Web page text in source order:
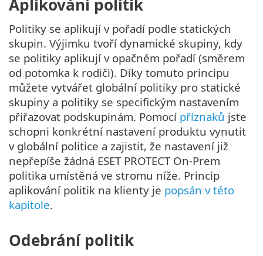
Aplikování politik
Politiky se aplikují v pořadí podle statických
skupin. Výjimku tvoří dynamické skupiny, kdy
se politiky aplikují v opačném pořadí (směrem
od potomka k rodiči). Díky tomuto principu
můžete vytvářet globální politiky pro statické
skupiny a politiky se specifickým nastavením
přiřazovat podskupinám. Pomocí příznaků jste
schopni konkrétní nastavení produktu vynutit
v globální politice a zajistit, že nastavení již
nepřepíše žádná ESET PROTECT On-Prem
politika umístěná ve stromu níže. Princip
aplikování politik na klienty je popsán v této
kapitole.
Odebrání politik